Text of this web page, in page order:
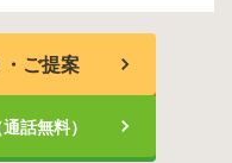
ご提案
話無料）